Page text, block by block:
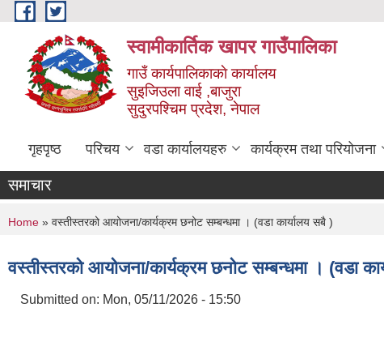
Skip to main content
स्वामीकार्तिक खापर गाउँपालिका
गाउँ कार्यपालिकाकाे कार्यालय
सुइजिउला वाई ,बाजुरा
सुदुरपश्चिम प्रदेश, नेपाल
गृहपृष्ठ परिचय वडा कार्यालयहरु कार्यक्रम तथा परियोजना
समाचार
You are here
Home » वस्तीस्तरको आयोजना/कार्यक्रम छनोट सम्बन्धमा । (वडा कार्यालय सबै )
वस्तीस्तरको आयोजना/कार्यक्रम छनोट सम्बन्धमा । (वडा
Submitted on: Mon, 05/11/2026 - 15:50